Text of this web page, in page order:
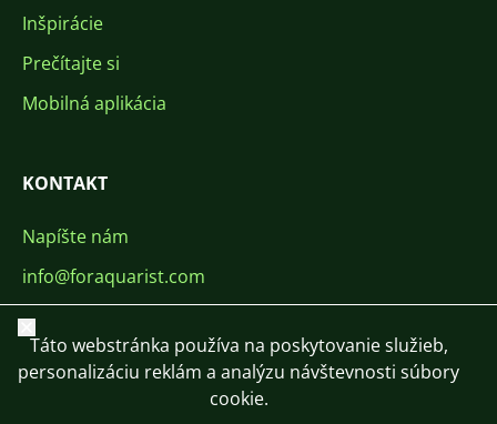
Inšpirácie
Prečítajte si
Mobilná aplikácia
KONTAKT
Napíšte nám
info@foraquarist.com
+420 603 449 602
Zavrieť
Táto webstránka používa na poskytovanie služieb,
personalizáciu reklám a analýzu návštevnosti súbory
cookie.